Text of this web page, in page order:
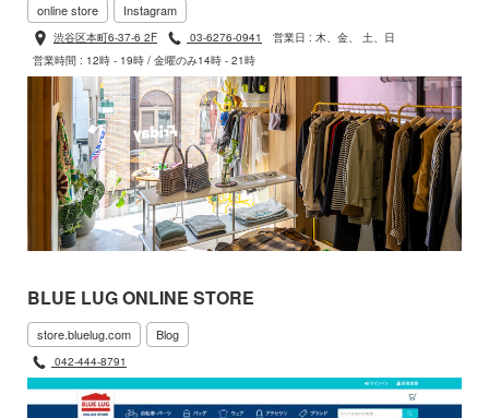
online store Instagram
渋谷区本町6-37-6 2F 03-6276-0941
営業日 : 木、金、 土、日
営業時間 : 12時 - 19時 / 金曜のみ14時 - 21時
BLUE LUG ONLINE STORE
store.bluelug.com Blog
042-444-8791